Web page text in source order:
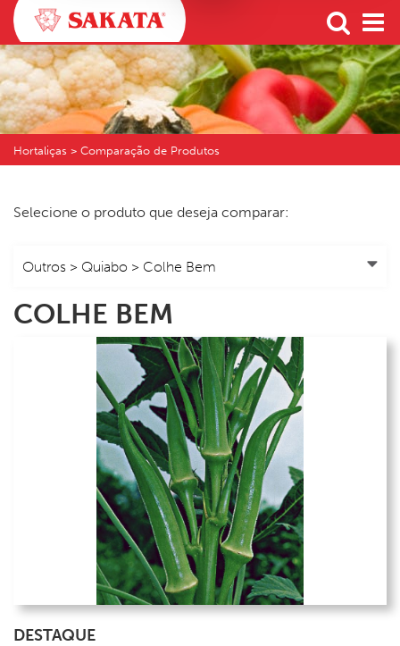
Hortaliças > Comparação de Produtos
Selecione o produto que deseja comparar:
COLHE BEM
DESTAQUE